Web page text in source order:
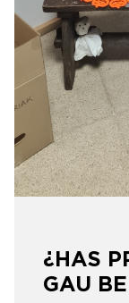
¿HAS
GAU